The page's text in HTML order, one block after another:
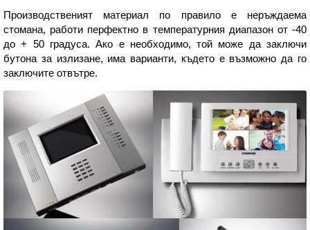
Производственият материал по правило е неръждаема
стомана, работи перфектно в температурния диапазон от -40
до + 50 градуса. Ако е необходимо, той може да заключи
бутона за излизане, има варианти, където е възможно да го
заключите отвътре.